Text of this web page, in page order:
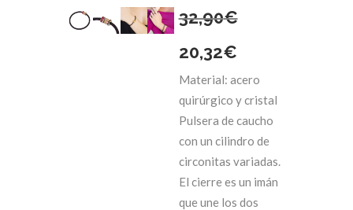
32,90€
El
precio
original
era:
32,90€.
20,32€El
precio
actual
es:
20,32€.
Material: acero
quirúrgico y cristal
Pulsera de caucho
con un cilindro de
circonitas variadas.
El cierre es un imán
que une los dos